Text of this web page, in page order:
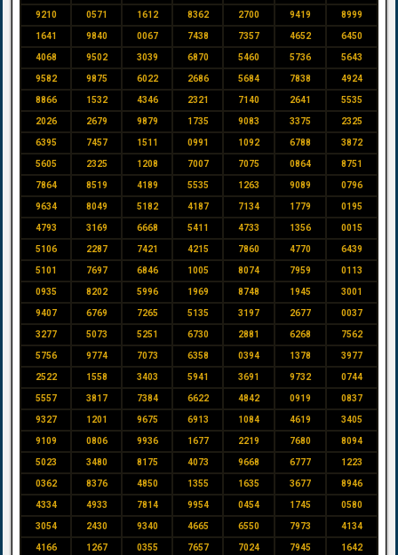
9210 0571 1612 8362 2700 9419 8999
1641 9840 0067 7438 7357 4652 6450
4068 9502 3039 6870 5460 5736 5643
9582 9875 6022 2686 5684 7838 4924
8866 1532 4346 2321 7140 2641 5535
2026 2679 9879 1735 9083 3375 2325
6395 7457 1511 0991 1092 6788 3872
5605 2325 1208 7007 7075 0864 8751
7864 8519 4189 5535 1263 9089 0796
9634 8049 5182 4187 7134 1779 0195
4793 3169 6668 5411 4733 1356 0015
5106 2287 7421 4215 7860 4770 6439
5101 7697 6846 1005 8074 7959 0113
0935 8202 5996 1969 8748 1945 3001
9407 6769 7265 5135 3197 2677 0037
3277 5073 5251 6730 2881 6268 7562
5756 9774 7073 6358 0394 1378 3977
2522 1558 3403 5941 3691 9732 0744
5557 3817 7384 6622 4842 0919 0837
9327 1201 9675 6913 1084 4619 3405
9109 0806 9936 1677 2219 7680 8094
5023 3480 8175 4073 9668 6777 1223
0362 8376 4850 1355 1635 3677 8946
4334 4933 7814 9954 0454 1745 0580
3054 2430 9340 4665 6550 7973 4134
4166 1267 0355 7657 7024 7945 1642